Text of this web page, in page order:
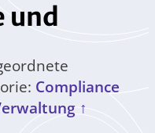
und
Compliance
↑